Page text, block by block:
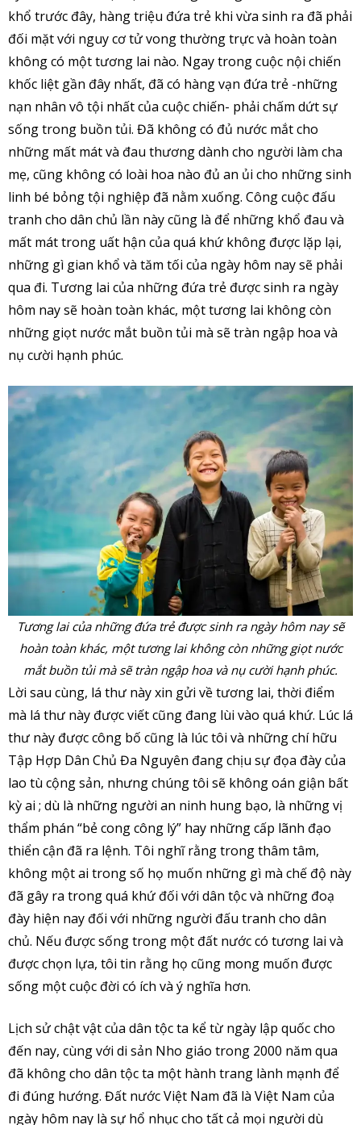
khổ trước đây, hàng triệu đứa trẻ khi vừa sinh ra đã phải
đối mặt với nguy cơ tử vong thường trực và hoàn toàn
không có một tương lai nào. Ngay trong cuộc nội chiến
khốc liệt gần đây nhất, đã có hàng vạn đứa trẻ -những
nạn nhân vô tội nhất của cuộc chiến- phải chấm dứt sự
sống trong buồn tủi. Đã không có đủ nước mắt cho
những mất mát và đau thương dành cho người làm cha
mẹ, cũng không có loài hoa nào đủ an ủi cho những sinh
linh bé bỏng tội nghiệp đã nằm xuống. Công cuộc đấu
tranh cho dân chủ lần này cũng là để những khổ đau và
mất mát trong uất hận của quá khứ không được lặp lại,
những gì gian khổ và tăm tối của ngày hôm nay sẽ phải
qua đi. Tương lai của những đứa trẻ được sinh ra ngày
hôm nay sẽ hoàn toàn khác, một tương lai không còn
những giọt nước mắt buồn tủi mà sẽ tràn ngập hoa và
nụ cười hạnh phúc.
Tương lai của những đứa trẻ được sinh ra ngày hôm nay sẽ
hoàn toàn khác, một tương lai không còn những giọt nước
mắt buồn tủi mà sẽ tràn ngập hoa và nụ cười hạnh phúc.
Lời sau cùng, lá thư này xin gửi về tương lai, thời điểm
mà lá thư này được viết cũng đang lùi vào quá khứ. Lúc lá
thư này được công bố cũng là lúc tôi và những chí hữu
Tập Hợp Dân Chủ Đa Nguyên đang chịu sự đọa đày của
lao tù cộng sản, nhưng chúng tôi sẽ không oán giận bất
kỳ ai ; dù là những người an ninh hung bạo, là những vị
thẩm phán “bẻ cong công lý” hay những cấp lãnh đạo
thiển cận đã ra lệnh. Tôi nghĩ rằng trong thâm tâm,
không một ai trong số họ muốn những gì mà chế độ này
đã gây ra trong quá khứ đối với dân tộc và những đoạ
đày hiện nay đối với những người đấu tranh cho dân
chủ. Nếu được sống trong một đất nước có tương lai và
được chọn lựa, tôi tin rằng họ cũng mong muốn được
sống một cuộc đời có ích và ý nghĩa hơn.
Lịch sử chật vật của dân tộc ta kể từ ngày lập quốc cho
đến nay, cùng với di sản Nho giáo trong 2000 năm qua
đã không cho dân tộc ta một hành trang lành mạnh để
đi đúng hướng. Đất nước Việt Nam đã là Việt Nam của
ngày hôm nay là sự hổ nhục cho tất cả mọi người dù